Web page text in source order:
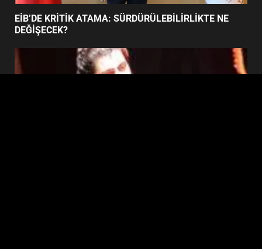
BURHANİYE BELEDİYESPOR’DA
YENİ YÖNETİM NASIL
EİB’DE KRİTİK ATAMA: SÜRDÜRÜLEBİLİRLİKTE NE
DEĞİŞECEK?